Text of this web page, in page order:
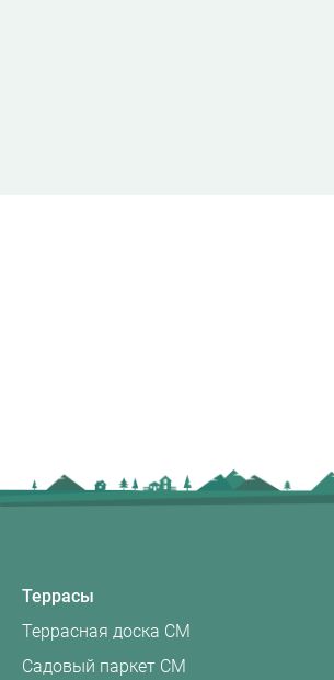
Террасы
Террасная доска CM
Садовый паркет CM